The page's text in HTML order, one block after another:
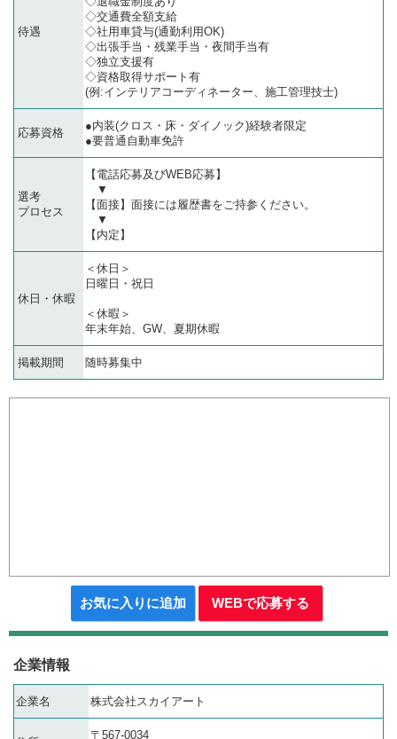
待遇
◇交通費全額支給
◇社用車貸与(通勤利用OK)
◇出張手当・残業手当・夜間手当有
◇独立支援有
◇資格取得サポート有
(例:インテリアコーディネーター、施工管理技士)
応募資格
●内装(クロス・床・ダイノック)経験者限定
●要普通自動車免許
選考
プロセス
【電話応募及びWEB応募】
▼
【面接】面接には履歴書をご持参ください。
▼
【内定】
休日・休暇
＜休日＞
日曜日・祝日
＜休暇＞
年末年始、GW、夏期休暇
掲載期間 随時募集中
お気に入りに追加 WEBで応募する
企業情報
企業名 株式会社スカイアート
〒567-0034